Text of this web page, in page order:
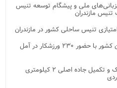
ملی و پیشگام توسعه تنیس
مازندران
رقابت‌های کشتی آزاد پیشکسوتان کشور با حضور ۲۳۰ ورزشکار در آمل
پایان پروژه نیمه‌تمام ۱۵ ساله پارک و تکمیل جاده اصلی ۲ کیلومتری